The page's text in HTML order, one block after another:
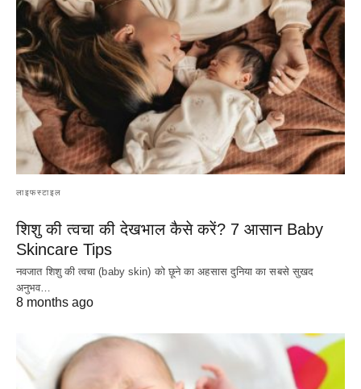
लाइफस्टाइल
शिशु की त्वचा की देखभाल कैसे करें? 7 आसान Baby
Skincare Tips
नवजात शिशु की त्वचा (baby skin) को छूने का अहसास दुनिया का सबसे सुखद
अनुभव…
8 months ago